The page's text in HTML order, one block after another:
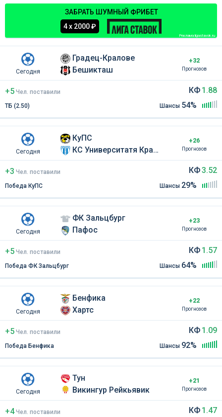
ЗАБРАТЬ ШУМНЫЙ ФРИБЕТ
4 х 2000 ₽
Реклама ligastavok.ru
Сегодня
Градец-Кралове
Бешикташ
+32
Прогнозов
+5 Чел. поставили
ТБ (2.50)
КФ 1.88
Шансы 54%
Сегодня
КуПС
КС Университатя Крайова
+26
Прогнозов
+3 Чел. поставили
Победа КуПС
КФ3.52
Шансы 29%
Сегодня
ФК Зальцбург
Пафос
+23
Прогнозов
+5 Чел. поставили
Победа ФК Зальцбург
КФ 1.57
Шансы 64%
Сегодня
Бенфика
Хартс
+22
Прогнозов
+5 Чел. поставили
Победа Бенфика
КФ 1.09
Шансы 92%
Сегодня
Тун
Викингур Рейкьявик
+21
Прогнозов
+4 Чел. поставили
КФ 1.47